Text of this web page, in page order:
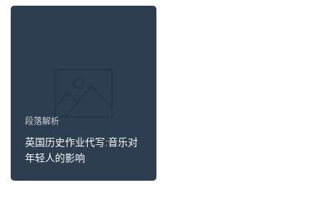
段落解析
英国历史作业代写:音乐对
年轻人的影响